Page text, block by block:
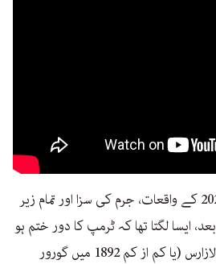
ذرا سوچیے۔ چھ جنوری 2021 کے واقعات، جرم کی سزا اور تمام زیر
ایسا لگتا تھا کہ ٹرمپ کا دور ختم ہو
گیا ہے۔ مگر اب انہوں نے لازارس (یا کم از کم 1892 میں گورور